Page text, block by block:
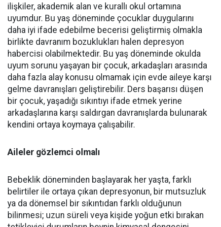
ilişkiler, akademik alan ve kurallı okul ortamına
uyumdur. Bu yaş döneminde çocuklar duygularını
daha iyi ifade edebilme becerisi geliştirmiş olmakla
birlikte davranım bozuklukları halen depresyon
habercisi olabilmektedir. Bu yaş döneminde okulda
uyum sorunu yaşayan bir çocuk, arkadaşları arasında
daha fazla alay konusu olmamak için evde aileye karşı
gelme davranışları geliştirebilir. Ders başarısı düşen
bir çocuk, yaşadığı sıkıntıyı ifade etmek yerine
arkadaşlarına karşı saldırgan davranışlarda bulunarak
kendini ortaya koymaya çalışabilir.
Aileler gözlemci olmalı
Bebeklik döneminden başlayarak her yaşta, farklı
belirtiler ile ortaya çıkan depresyonun, bir mutsuzluk
ya da dönemsel bir sıkıntıdan farklı olduğunun
bilinmesi; uzun süreli veya kişide yoğun etki bırakan